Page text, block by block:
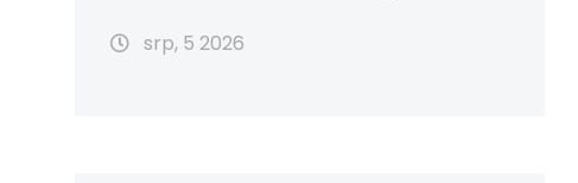
srp, 5 2026